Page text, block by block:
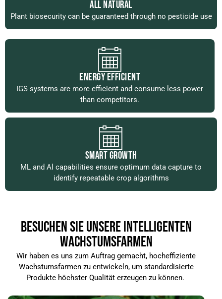
ALL NATURAL
Plant biosecurity can be guaranteed through no pesticide use
ENERGY EFFICIENT
IGS systems are more efficient and consume less power
than competitors.
SMART GROWTH
ML and Al capabilities ensure optimum data capture to
identify repeatable crop algorithms
BESUCHEN SIE UNSERE INTELLIGENTEN
WACHSTUMSFARMEN
Wir haben es uns zum Auftrag gemacht, hocheffiziente
Wachstumsfarmen zu entwickeln, um standardisierte
Produkte höchster Qualität erzeugen zu können.